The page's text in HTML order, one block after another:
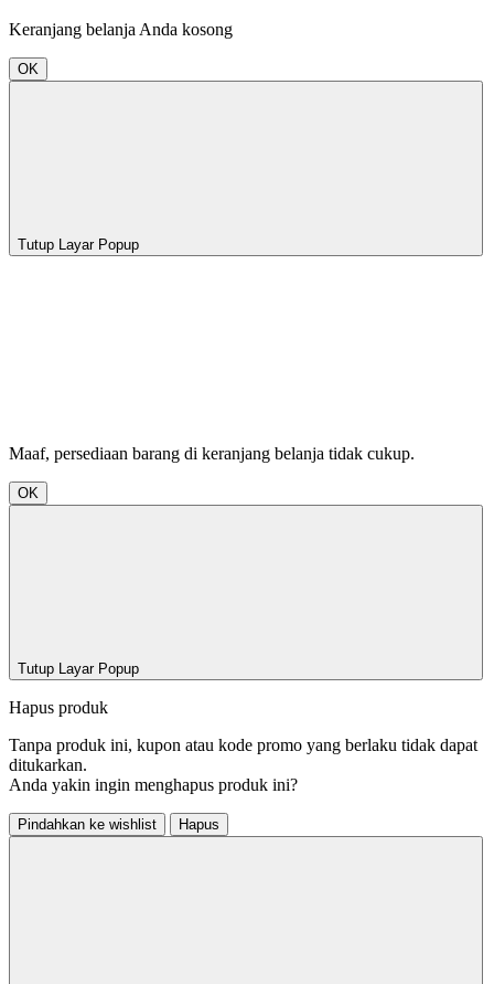
Keranjang belanja Anda kosong
OK
Tutup Layar Popup
Maaf, persediaan barang di keranjang belanja tidak cukup.
OK
Tutup Layar Popup
Hapus produk
Tanpa produk ini, kupon atau kode promo yang berlaku tidak dapat
ditukarkan.
Anda yakin ingin menghapus produk ini?
Pindahkan ke wishlist Hapus